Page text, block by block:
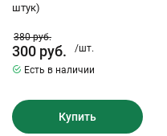
штук)
380руб.
300 руб.
/шт.
Есть в наличии
Купить